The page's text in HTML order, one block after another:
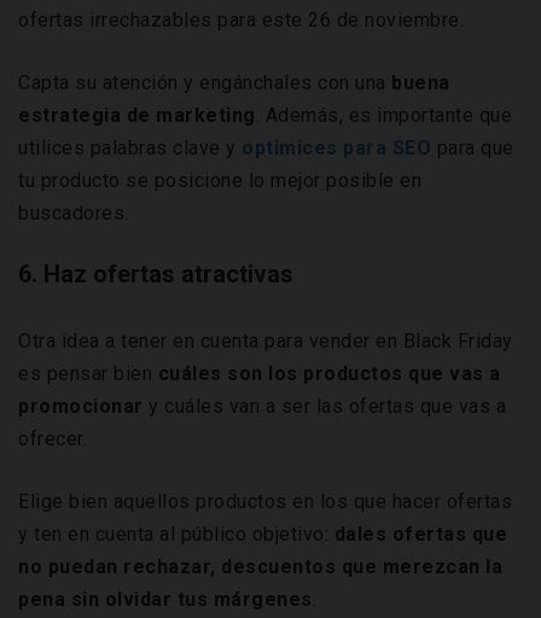
ofertas irrechazables para este 26 de noviembre.
Capta su atención y engánchales con una buena
estrategia de marketing. Además, es importante que
utilices palabras clave y optimices para SEO para que
tu producto se posicione lo mejor posible en
buscadores.
6. Haz ofertas atractivas
Otra idea a tener en cuenta para vender en Black Friday
es pensar bien cuáles son los productos que vas a
promocionar y cuáles van a ser las ofertas que vas a
ofrecer.
Elige bien aquellos productos en los que hacer ofertas
y ten en cuenta al público objetivo: dales ofertas que
no puedan rechazar, descuentos que merezcan la
pena sin olvidar tus márgenes.